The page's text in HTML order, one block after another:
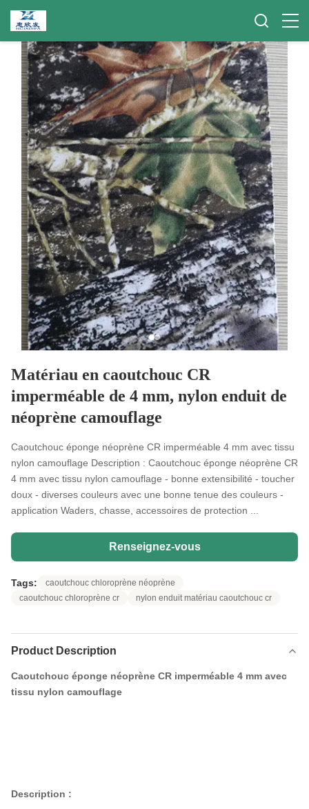
Matériau en caoutchouc CR
imperméable de 4 mm, nylon enduit de
néoprène camouflage
Caoutchouc éponge néoprène CR imperméable 4 mm avec tissu
nylon camouflage Description : Caoutchouc éponge néoprène CR
4 mm avec tissu nylon camouflage - bonne extensibilité - toucher
doux - diverses couleurs avec une bonne tenue des couleurs -
application Waders, chasse, accessoires de protection ...
Renseignez-vous
Tags:
caoutchouc chloroprène néoprène
caoutchouc chloroprène cr
nylon enduit matériau caoutchouc cr
Product Description
Caoutchouc éponge néoprène CR imperméable 4 mm avec
tissu nylon camouflage
Description :